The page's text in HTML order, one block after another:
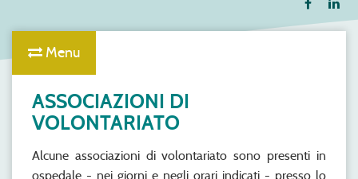
Menu
ASSOCIAZIONI DI
VOLONTARIATO
Alcune associazioni di volontariato sono presenti in
ospedale - nei giorni e negli orari indicati - presso lo